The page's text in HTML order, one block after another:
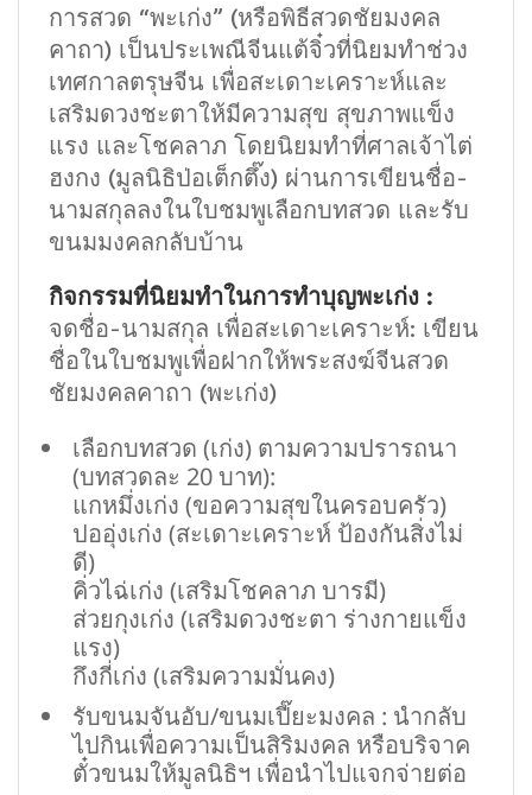
การสวด “พะเก่ง” (หรือพิธีสวดชัยมงคล
คาถา) เป็นประเพณีจีนแต้จิ๋วที่นิยมทำช่วง
เทศกาลตรุษจีน เพื่อสะเดาะเคราะห์และ
เสริมดวงชะตาให้มีความสุข สุขภาพแข็ง
แรง และโชคลาภ โดยนิยมทำที่ศาลเจ้าไต่
ฮงกง (มูลนิธิป่อเต็กตึ๊ง) ผ่านการเขียนชื่อ-
นามสกุลลงในใบชมพูเลือกบทสวด และรับ
ขนมมงคลกลับบ้าน
กิจกรรมที่นิยมทำในการทำบุญพะเก่ง :
จดชื่อ-นามสกุล เพื่อสะเดาะเคราะห์: เขียน
ชื่อในใบชมพูเพื่อฝากให้พระสงฆ์จีนสวด
ชัยมงคลคาถา (พะเก่ง)
เลือกบทสวด (เก่ง) ตามความปรารถนา
(บทสวดละ 20 บาท):
แกหมึ่งเก่ง (ขอความสุขในครอบครัว)
ปออุ่งเก่ง (สะเดาะเคราะห์ ป้องกันสิ่งไม่
ดี)
คิ่วไฉ่เก่ง (เสริมโชคลาภ บารมี)
ส่วยกุงเก่ง (เสริมดวงชะตา ร่างกายแข็ง
แรง)
กึงกี่เก่ง (เสริมความมั่นคง)
รับขนมจันอับ/ขนมเปี๊ยะมงคล : นำกลับ
ไปกินเพื่อความเป็นสิริมงคล หรือบริจาค
ตั๋วขนมให้มูลนิธิฯ เพื่อนำไปแจกจ่ายต่อ